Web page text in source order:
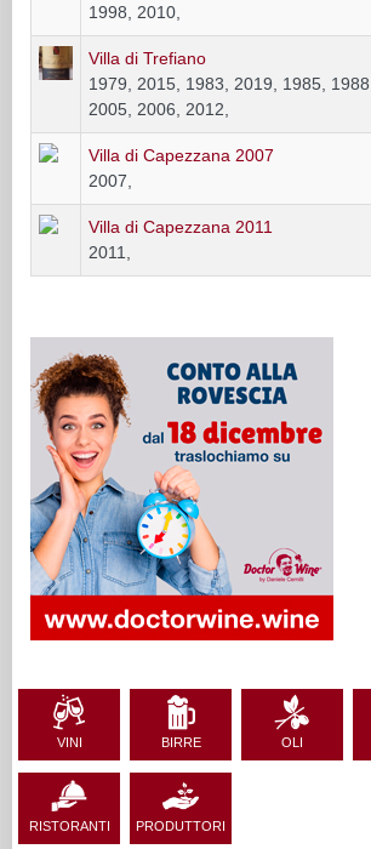
1998, 2010,
Villa di Trefiano
1979, 2015, 1983, 2019, 1985,
2005, 2006, 2012,
Villa di Capezzana 2007
2007,
Villa di Capezzana 2011
2011,
VINI BIRRE OLI
RISTORANTI PRODUTTORI